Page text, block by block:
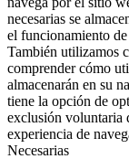
necesarias se
el funcionamiento
También utilizamos
comprender cómo
almacenarán en su
tiene la opción de
exclusión voluntaria
experiencia de
Necesarias